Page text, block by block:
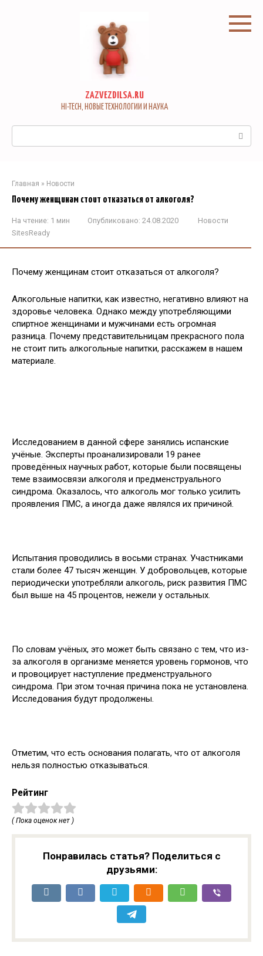
ZAZVEZDILSA.RU
HI-TECH, НОВЫЕ ТЕХНОЛОГИИ И НАУКА
Главная » Новости
Почему женщинам стоит отказаться от алкоголя?
На чтение: 1 мин Опубликовано: 24.08.2020
Новости
SitesReady
Почему женщинам стоит отказаться от алкоголя?
Алкогольные напитки, как известно, негативно влияют на
здоровье человека. Однако между употребляющими
спиртное женщинами и мужчинами есть огромная
разница. Почему представительницам прекрасного пола
не стоит пить алкогольные напитки, расскажем в нашем
материале.
Исследованием в данной сфере занялись испанские
учёные. Эксперты проанализировали 19 ранее
проведённых научных работ, которые были посвящены
теме взаимосвязи алкоголя и предменструального
синдрома. Оказалось, что алкоголь мог только усилить
проявления ПМС, а иногда даже являлся их причиной.
Испытания проводились в восьми странах. Участниками
стали более 47 тысяч женщин. У добровольцев, которые
периодически употребляли алкоголь, риск развития ПМС
был выше на 45 процентов, нежели у остальных.
По словам учёных, это может быть связано с тем, что из-
за алкоголя в организме меняется уровень гормонов, что
и провоцирует наступление предменструального
синдрома. При этом точная причина пока не установлена.
Исследования будут продолжены.
Отметим, что есть основания полагать, что от алкоголя
нельзя полностью отказываться.
Рейтинг
( Пока оценок нет )
Понравилась статья? Поделиться с
друзьями: